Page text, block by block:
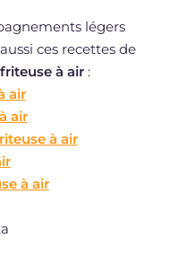
légers
ces recettes de
à air:
air
air
à air
à air